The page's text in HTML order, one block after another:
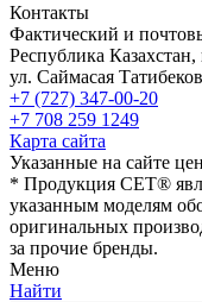
Контакты
Фактический и
Республика
ул. Саймасая
+7 (727) 347-00-20
+7 708 259 1249
Карта сайта
Указанные на сайте
* Продукция СЕТ®
указанным моделям
оригинальных
за прочие бренды.
Меню
Найти